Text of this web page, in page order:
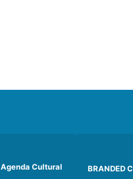
Agenda Cultural BRANDED